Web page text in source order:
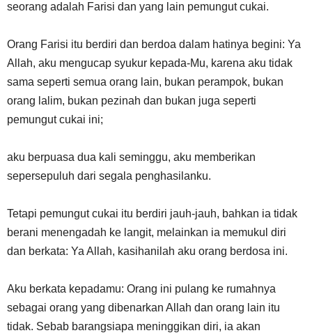
seorang adalah Farisi dan yang lain pemungut cukai.
Orang Farisi itu berdiri dan berdoa dalam hatinya begini: Ya
Allah, aku mengucap syukur kepada-Mu, karena aku tidak
sama seperti semua orang lain, bukan perampok, bukan
orang lalim, bukan pezinah dan bukan juga seperti
pemungut cukai ini;
aku berpuasa dua kali seminggu, aku memberikan
sepersepuluh dari segala penghasilanku.
Tetapi pemungut cukai itu berdiri jauh-jauh, bahkan ia tidak
berani menengadah ke langit, melainkan ia memukul diri
dan berkata: Ya Allah, kasihanilah aku orang berdosa ini.
Aku berkata kepadamu: Orang ini pulang ke rumahnya
sebagai orang yang dibenarkan Allah dan orang lain itu
tidak. Sebab barangsiapa meninggikan diri, ia akan